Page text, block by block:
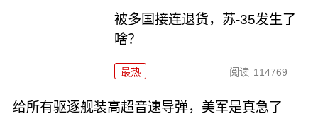
被多国接连退货，苏-35发生了
啥？
最热 阅读 114769
给所有驱逐舰装高超音速导弹，美军是真急了